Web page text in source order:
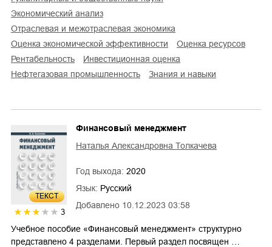
экономический анализ
отраслевая и межотраслевая экономика
оценка экономической эффективности
оценка ресурсов
рентабельность
инвестиционная оценка
нефтегазовая промышленность
знания и навыки
ТЕКСТ
3
Добавлено 10.12.2023 03:58
Финансовый менеджмент
Наталья Александровна Толкачева
Год выхода: 2020
Язык: Русский
Учебное пособие «Финансовый менеджмент» структурно
представлено 4 разделами. Первый раздел посвящен …